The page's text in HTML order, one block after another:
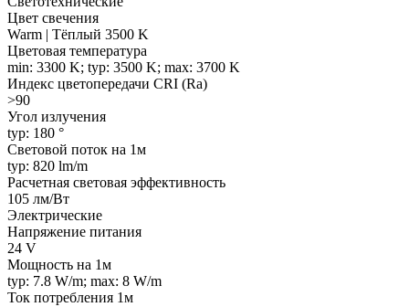
Цвет свечения
Warm | Тёплый 3500 K
Цветовая температура
min: 3300 K; typ: 3500 K; max: 3700 K
Индекс цветопередачи CRI (Ra)
>90
Угол излучения
typ: 180 °
Световой поток на 1м
typ: 820 lm/m
Расчетная световая эффективность
105 лм/Вт
Электрические
Напряжение питания
24 V
Мощность на 1м
typ: 7.8 W/m; max: 8 W/m
Ток потребления 1м